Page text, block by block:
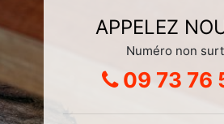
APPELEZ
Numéro non
09 73 76